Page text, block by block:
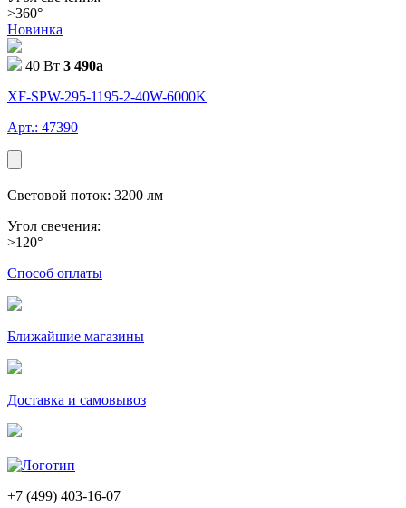
>360°
Новинка
40 Вт 3 490a
XF-SPW-295-1195-2-40W-6000K
Арт.: 47390
Световой поток: 3200 лм
Угол свечения:
>120°
Способ оплаты
Ближайшие магазины
Доставка и самовывоз
+7 (499) 403-16-07